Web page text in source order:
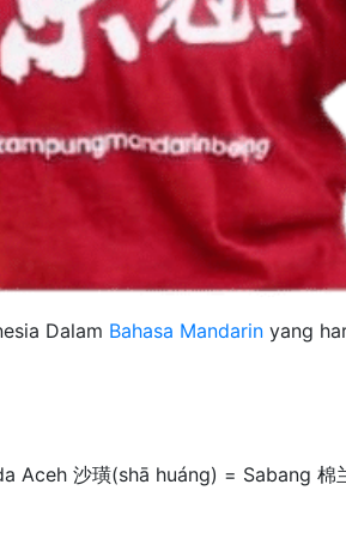
Dalam Bahasa Mandarin yang
Aceh 沙璜(shā huáng) = Sabang